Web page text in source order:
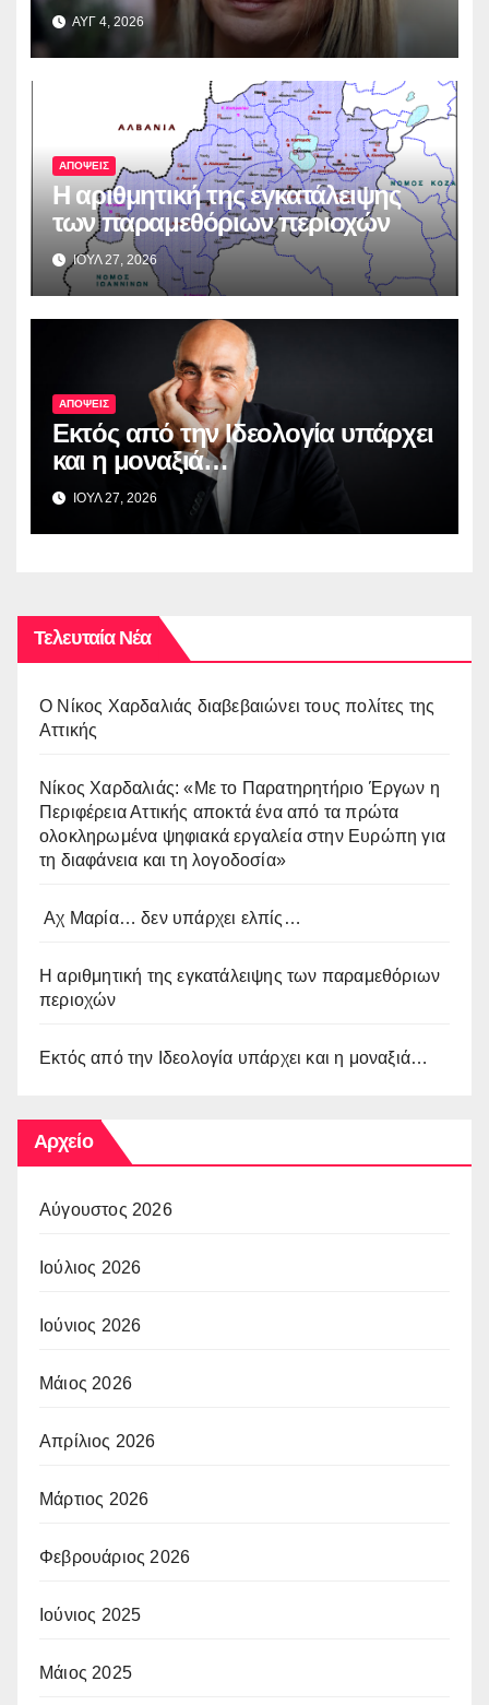
ΑΥΓ 4, 2026
ΑΠΟΨΕΙΣ
Η αριθμητική της εγκατάλειψης
των παραμεθόριων περιοχών
ΙΟΥΛ 27, 2026
ΑΠΟΨΕΙΣ
Εκτός από την Ιδεολογία υπάρχει
και η μοναξιά…
ΙΟΥΛ 27, 2026
Τελευταία Νέα
O Νίκος Χαρδαλιάς διαβεβαιώνει τους πολίτες της
Αττικής
Νίκος Χαρδαλιάς: «Με το Παρατηρητήριο Έργων η
Περιφέρεια Αττικής αποκτά ένα από τα πρώτα
ολοκληρωμένα ψηφιακά εργαλεία στην Ευρώπη για
τη διαφάνεια και τη λογοδοσία»
Αχ Μαρία… δεν υπάρχει ελπίς…
Η αριθμητική της εγκατάλειψης των παραμεθόριων
περιοχών
Εκτός από την Ιδεολογία υπάρχει και η μοναξιά…
Αρχείο
Αύγουστος 2026
Ιούλιος 2026
Ιούνιος 2026
Μάιος 2026
Απρίλιος 2026
Μάρτιος 2026
Φεβρουάριος 2026
Ιούνιος 2025
Μάιος 2025